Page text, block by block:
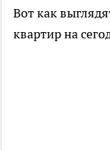
Вот как
квартир на